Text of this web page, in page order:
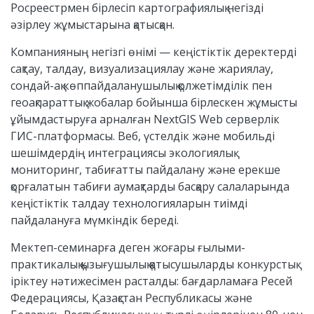
Росреестрмен бірлесіп картографиялық негізді
әзірлеу жұмыстарына қатысқан.
Компанияның негізгі өнімі — кеңістіктік деректерді
сақтау, талдау, визуализациялау және жариялау,
сондай-ақ көппайдаланушылық қолжетімділік пен
геоақпараттық жобалар бойынша бірлескен жұмысты
ұйымдастыруға арналған NextGIS Web серверлік
ГИС-платформасы. Веб, үстелдік және мобильді
шешімдердің интеграциясы экологиялық
мониторинг, табиғатты пайдалану және ерекше
қорғалатын табиғи аумақтарды басқару салаларында
кеңістіктік талдау технологияларын тиімді
пайдалануға мүмкіндік береді.
Мектеп-семинарға деген жоғары ғылыми-
практикалық қызығушылық қатысушыларды конкурстық
іріктеу нәтижесімен расталды: бағдарламаға Ресей
Федерациясы, Қазақстан Республикасы және